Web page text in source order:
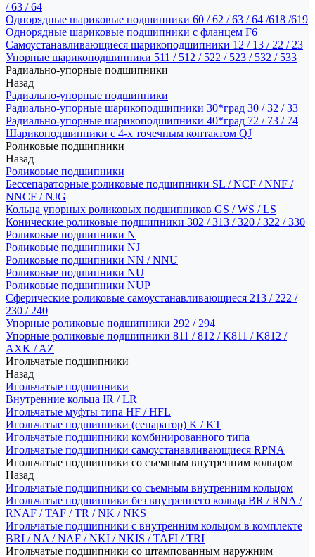
/ 63 / 64
Однорядные шариковые подшипники 60 / 62 / 63 / 64 /618 /619
Однорядные шариковые подшипники с фланцем F6
Самоустанавливающиеся шарикоподшипники 12 / 13 / 22 / 23
Упорные шарикоподшипники 511 / 512 / 522 / 523 / 532 / 533
Радиально-упорные подшипники
Назад
Радиально-упорные подшипники
Радиально-упорные шарикоподшипники 30*град 30 / 32 / 33
Радиально-упорные шарикоподшипники 40*град 72 / 73 / 74
Шарикоподшипники с 4-х точечным контактом QJ
Роликовые подшипники
Назад
Роликовые подшипники
Бессепараторные роликовые подшипники SL / NCF / NNF /
NNCF / NJG
Кольца упорных роликовых подшипников GS / WS / LS
Конические роликовые подшипники 302 / 313 / 320 / 322 / 330
Роликовые подшипники N
Роликовые подшипники NJ
Роликовые подшипники NN / NNU
Роликовые подшипники NU
Роликовые подшипники NUP
Сферические роликовые самоустанавливающиеся 213 / 222 /
230 / 240
Упорные роликовые подшипники 292 / 294
Упорные роликовые подшипники 811 / 812 / K811 / K812 /
AXK / AZ
Игольчатые подшипники
Назад
Игольчатые подшипники
Внутренние кольца IR / LR
Игольчатые муфты типа HF / HFL
Игольчатые подшипники (сепаратор) K / KT
Игольчатые подшипники комбинированного типа
Игольчатые подшипники самоустанавливающиеся RPNA
Игольчатые подшипники со съемным внутренним кольцом
Назад
Игольчатые подшипники со съемным внутренним кольцом
Игольчатые подшипники без внутреннего кольца BR / RNA /
RNAF / TAF / TR / NK / NKS
Игольчатые подшипники с внутренним кольцом в комплекте
BRI / NA / NAF / NKI / NKIS / TAFI / TRI
Игольчатые подшипники со штампованным наружним